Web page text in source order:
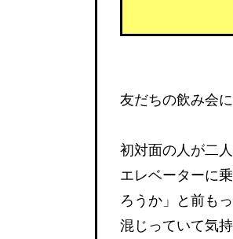
友だちの飲み会
初対面の人が二
エレベーターに
ろうか」と前も
混じっていて気